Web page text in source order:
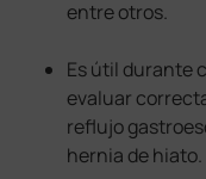
entre otros.
Es útil durante
evaluar
reflujo
hernia de hiato.